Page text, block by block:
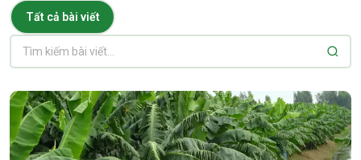
Tất cả bài viết